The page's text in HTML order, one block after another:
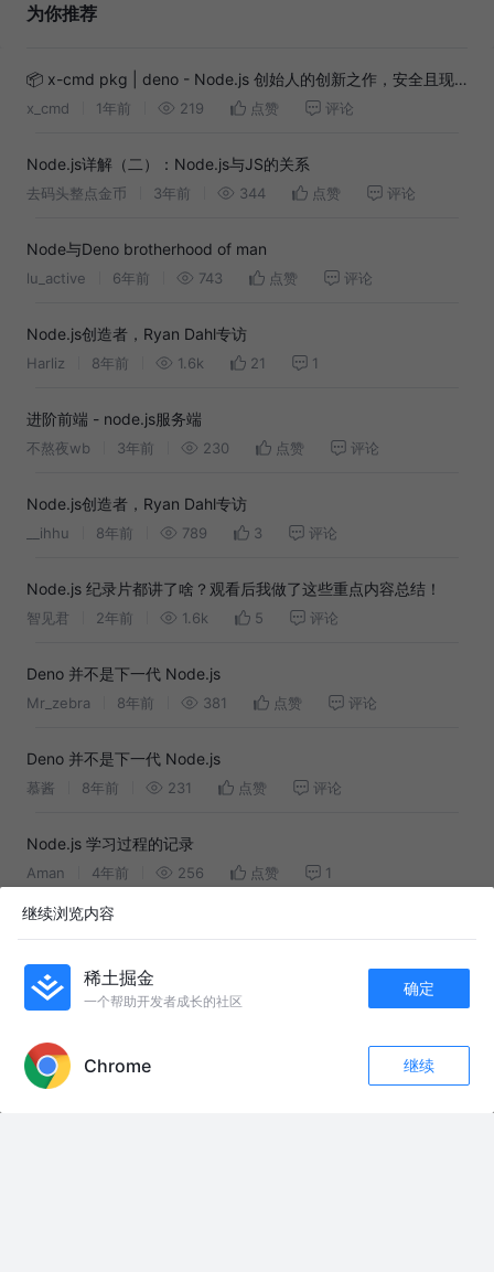
点赞
为你推荐
📦 x-cmd pkg | deno - Node.js 创始人的创新之作，安全且现
代的 Node.js 替代方案
x_cmd 1年前 219 点赞 评论
Node.js详解（二）：Node.js与JS的关系
去码头整点金币 3年前 344 点赞 评论
Node与Deno brotherhood of man
lu_active 6年前 743 点赞 评论
Node.js创造者，Ryan Dahl专访
Harliz 8年前 1.6k 21 1
进阶前端 - node.js服务端
不熬夜wb 3年前 230 点赞 评论
Node.js创造者，Ryan Dahl专访
__ihhu 8年前 789 3 评论
Node.js 纪录片都讲了啥？观看后我做了这些重点内容总结！
智见君 2年前 1.6k 5 评论
Deno 并不是下一代 Node.js
Mr_zebra 8年前 381 点赞 评论
Deno 并不是下一代 Node.js
慕酱 8年前 231 点赞 评论
Node.js 学习过程的记录
Aman 4年前 256 点赞 1
Node.js特点和适用场景
前端无事人 评论
继续浏览内容
稀土掘金
一个帮助开发者成长的社区
确定
Chrome 继续